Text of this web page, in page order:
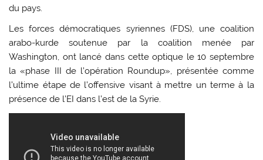
du pays.
Les forces démocratiques syriennes (FDS), une coalition
arabo-kurde soutenue par la coalition menée par
Washington, ont lancé dans cette optique le 10 septembre
la «phase III de l’opération Roundup», présentée comme
l’ultime étape de l’offensive visant à mettre un terme à la
présence de l’EI dans l’est de la Syrie.